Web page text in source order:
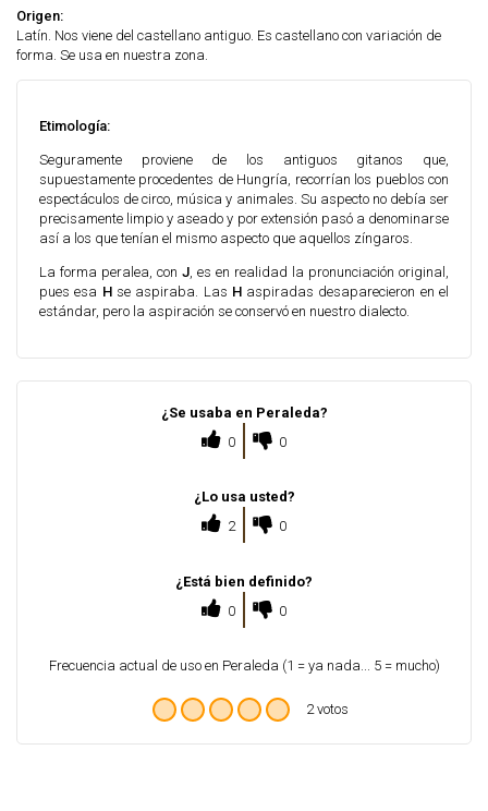
Origen:
Latín. Nos viene del castellano antiguo. Es castellano con variación de
forma. Se usa en nuestra zona.
Etimología:
Seguramente proviene de los antiguos gitanos que,
supuestamente procedentes de Hungría, recorrían los pueblos con
espectáculos de circo, música y animales. Su aspecto no debía ser
precisamente limpio y aseado y por extensión pasó a denominarse
así a los que tenían el mismo aspecto que aquellos zíngaros.
La forma peralea, con J , es en realidad la pronunciación original,
pues esa Hse aspiraba. Las Haspiradas desaparecieron en el
estándar, pero la aspiración se conservó en nuestro dialecto.
¿Se usaba en Peraleda?
0
0
¿Lo usa usted?
2
0
¿Está bien definido?
0
0
Frecuencia actual de uso en Peraleda (1 = ya nada... 5 = mucho)
2 votos